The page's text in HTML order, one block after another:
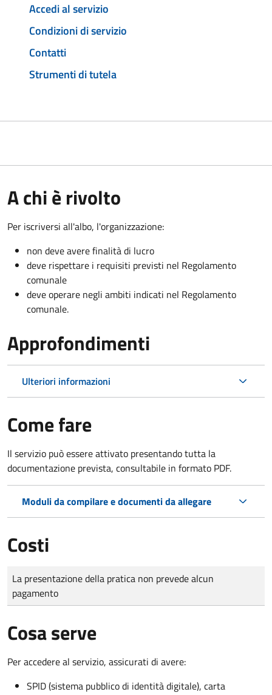
Accedi al servizio
Condizioni di servizio
Contatti
Strumenti di tutela
A chi è rivolto
Per iscriversi all'albo, l'organizzazione:
non deve avere finalità di lucro
deve rispettare i requisiti previsti nel Regolamento
comunale
deve operare negli ambiti indicati nel Regolamento
comunale.
Approfondimenti
Ulteriori informazioni
Come fare
Il servizio può essere attivato presentando tutta la
documentazione prevista, consultabile in formato PDF.
Moduli da compilare e documenti da allegare
Costi
Tipo di pagamento
Importo
La presentazione della pratica non prevede alcun
pagamento
Cosa serve
Per accedere al servizio, assicurati di avere:
SPID (sistema pubblico di identità digitale), carta